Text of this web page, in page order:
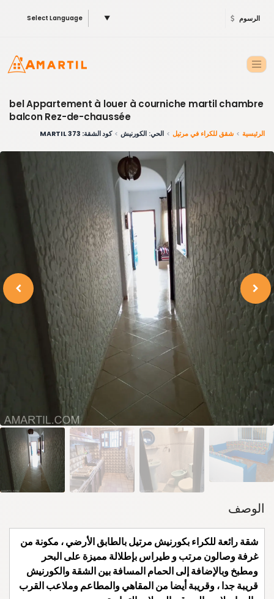
Select Language ▼ الرسوم
bel Appartement à louer à courniche martil chambre
balcon Rez-de-chaussée
الرئيسية شقق للكراء في مرتيل الحي: الكورنيش كود الشقة: 373 MARTIL
الوصف
شقة رائعة للكراء بكورنيش مرتيل بالطابق الأرضي ، مكونة من
غرفة وصالون مرتب و طيراس بإطلالة مميزة على البحر
ومطبخ وبالإضافة إلى الحمام المسافة بين الشقة والكورنيش
قريبة جدا ، وقريبة أيضا من المقاهي والمطاعم وملاعب القرب